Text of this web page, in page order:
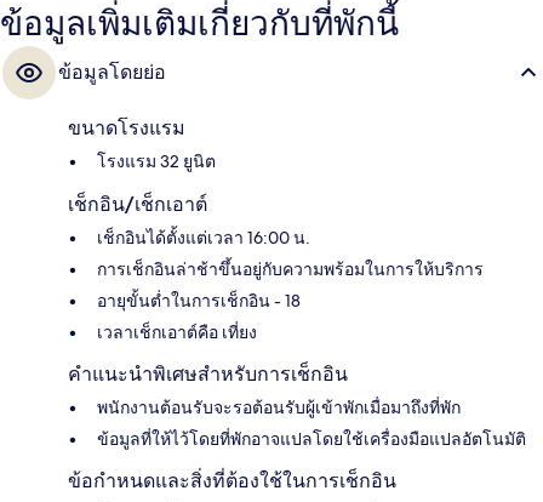
ข้อมูลเพิ่มเติมเกี่ยวกับที่พักนี้
ข้อมูลโดยย่อ
ขนาดโรงแรม
โรงแรม 32 ยูนิต
เช็กอิน/เช็กเอาต์
เช็กอินได้ตั้งแต่เวลา 16:00 น.
การเช็กอินล่าช้าขึ้นอยู่กับความพร้อมในการให้บริการ
อายุขั้นต่ำในการเช็กอิน - 18
เวลาเช็กเอาต์คือ เที่ยง
คำแนะนำพิเศษสำหรับการเช็กอิน
พนักงานต้อนรับจะรอต้อนรับผู้เข้าพักเมื่อมาถึงที่พัก
ข้อมูลที่ให้ไว้โดยที่พักอาจแปลโดยใช้เครื่องมือแปลอัตโนมัติ
ข้อกำหนดและสิ่งที่ต้องใช้ในการเช็กอิน